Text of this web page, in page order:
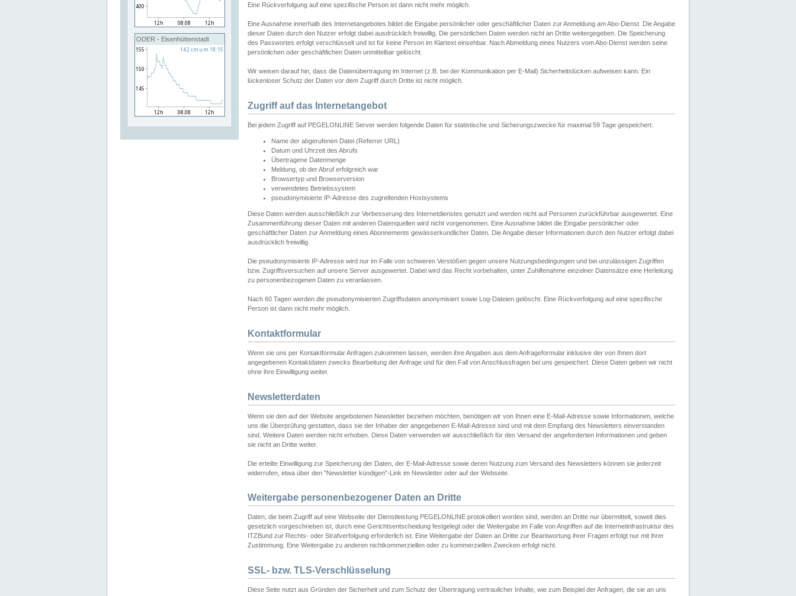
ODER - Eisenhüttenstadt
Eine Rückverfolgung auf eine spezifische Person ist dann nicht mehr möglich.
Eine Ausnahme innerhalb des Internetangebotes bildet die Eingabe persönlicher oder geschäftlicher Daten zur Anmeldung am Abo-Dienst. Die Angabe
dieser Daten durch den Nutzer erfolgt dabei ausdrücklich freiwillig. Die persönlichen Daten werden nicht an Dritte weitergegeben. Die Speicherung
des Passwortes erfolgt verschlüsselt und ist für keine Person im Klartext einsehbar. Nach Abmeldung eines Nutzers vom Abo-Dienst werden seine
persönlichen oder geschäftlichen Daten unmittelbar gelöscht.
Wir weisen darauf hin, dass die Datenübertragung im Internet (z.B. bei der Kommunikation per E-Mail) Sicherheitslücken aufweisen kann. Ein
lückenloser Schutz der Daten vor dem Zugriff durch Dritte ist nicht möglich.
Zugriff auf das Internetangebot
Bei jedem Zugriff auf PEGELONLINE Server werden folgende Daten für statistische und Sicherungszwecke für maximal 59 Tage gespeichert:
Name der abgerufenen Datei (Referrer URL)
Datum und Uhrzeit des Abrufs
Übertragene Datenmenge
Meldung, ob der Abruf erfolgreich war
Browsertyp und Browserversion
verwendetes Betriebssystem
pseudonymisierte IP-Adresse des zugreifenden Hostsystems
Diese Daten werden ausschließlich zur Verbesserung des Internetdienstes genutzt und werden nicht auf Personen zurückführbar ausgewertet. Eine
Zusammenführung dieser Daten mit anderen Datenquellen wird nicht vorgenommen. Eine Ausnahme bildet die Eingabe persönlicher oder
geschäftlicher Daten zur Anmeldung eines Abonnements gewässerkundlicher Daten. Die Angabe dieser Informationen durch den Nutzer erfolgt dabei
ausdrücklich freiwillig.
Die pseudonymisierte IP-Adresse wird nur im Falle von schweren Verstößen gegen unsere Nutzungsbedingungen und bei unzulässigen Zugriffen
bzw. Zugriffsversuchen auf unsere Server ausgewertet. Dabei wird das Recht vorbehalten, unter Zuhilfenahme einzelner Datensätze eine Herleitung
zu personenbezogenen Daten zu veranlassen.
Nach 60 Tagen werden die pseudonymisierten Zugriffsdaten anonymisiert sowie Log-Dateien gelöscht. Eine Rückverfolgung auf eine spezifische
Person ist dann nicht mehr möglich.
Kontaktformular
Wenn sie uns per Kontaktformular Anfragen zukommen lassen, werden ihre Angaben aus dem Anfrageformular inklusive der von Ihnen dort
angegebenen Kontaktdaten zwecks Bearbeitung der Anfrage und für den Fall von Anschlussfragen bei uns gespeichert. Diese Daten geben wir nicht
ohne ihre Einwilligung weiter.
Newsletterdaten
Wenn sie den auf der Website angebotenen Newsletter beziehen möchten, benötigen wir von Ihnen eine E-Mail-Adresse sowie Informationen, welche
uns die Überprüfung gestatten, dass sie der Inhaber der angegebenen E-Mail-Adresse sind und mit dem Empfang des Newsletters einverstanden
sind. Weitere Daten werden nicht erhoben. Diese Daten verwenden wir ausschließlich für den Versand der angeforderten Informationen und geben
sie nicht an Dritte weiter.
Die erteilte Einwilligung zur Speicherung der Daten, der E-Mail-Adresse sowie deren Nutzung zum Versand des Newsletters können sie jederzeit
widerrufen, etwa über den "Newsletter kündigen"-Link im Newsletter oder auf der Webseite.
Weitergabe personenbezogener Daten an Dritte
Daten, die beim Zugriff auf eine Webseite der Dienstleistung PEGELONLINE protokolliert worden sind, werden an Dritte nur übermittelt, soweit dies
gesetzlich vorgeschrieben ist, durch eine Gerichtsentscheidung festgelegt oder die Weitergabe im Falle von Angriffen auf die Internetinfrastruktur des
ITZBund zur Rechts- oder Strafverfolgung erforderlich ist. Eine Weitergabe der Daten an Dritte zur Beantwortung ihrer Fragen erfolgt nur mit ihrer
Zustimmung. Eine Weitergabe zu anderen nichtkommerziellen oder zu kommerziellen Zwecken erfolgt nicht.
SSL- bzw. TLS-Verschlüsselung
Diese Seite nutzt aus Gründen der Sicherheit und zum Schutz der Übertragung vertraulicher Inhalte, wie zum Beispiel der Anfragen, die sie an uns